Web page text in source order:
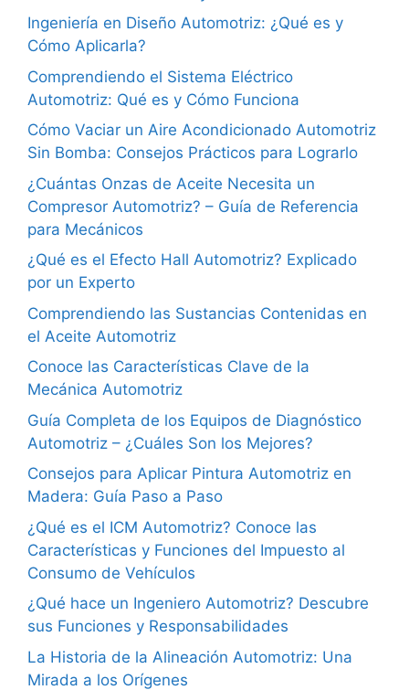
Ingeniería en Diseño Automotriz: ¿Qué es y
Cómo Aplicarla?
Comprendiendo el Sistema Eléctrico
Automotriz: Qué es y Cómo Funciona
Cómo Vaciar un Aire Acondicionado Automotriz
Sin Bomba: Consejos Prácticos para Lograrlo
¿Cuántas Onzas de Aceite Necesita un
Compresor Automotriz? – Guía de Referencia
para Mecánicos
¿Qué es el Efecto Hall Automotriz? Explicado
por un Experto
Comprendiendo las Sustancias Contenidas en
el Aceite Automotriz
Conoce las Características Clave de la
Mecánica Automotriz
Guía Completa de los Equipos de Diagnóstico
Automotriz – ¿Cuáles Son los Mejores?
Consejos para Aplicar Pintura Automotriz en
Madera: Guía Paso a Paso
¿Qué es el ICM Automotriz? Conoce las
Características y Funciones del Impuesto al
Consumo de Vehículos
¿Qué hace un Ingeniero Automotriz? Descubre
sus Funciones y Responsabilidades
La Historia de la Alineación Automotriz: Una
Mirada a los Orígenes